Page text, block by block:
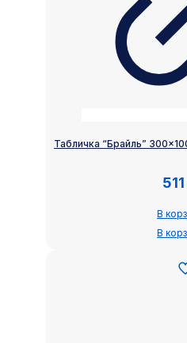
Табличка “Брайль”
511
В
В